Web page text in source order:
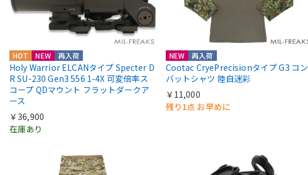
HOT NEW 再入荷
Holy Warrior ELCANタイプ Specter D
R SU-230 Gen3 556 1-4X 可変倍率ス
コープ QDマウント フラットダークア
ース
￥36,900
在庫あり
NEW 再入荷
Cootac CryePrecisionタイプ G3 コン
バットシャツ 陸自迷彩
￥11,000
残り1点 お早めに